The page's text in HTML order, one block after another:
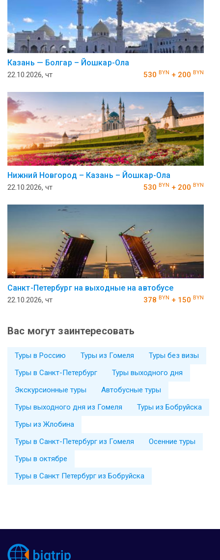
Казань — Болгар – Йошкар-Ола
22.10.2026, чт 530 BYN + 200 BYN
Нижний Новгород – Казань – Йошкар-Ола
22.10.2026, чт 530 BYN + 200 BYN
Санкт-Петербург на выходные на автобусе
22.10.2026, чт 378 BYN + 150 BYN
Вас могут заинтересовать
Туры в Россию Туры из Гомеля
Туры без визы
Туры в Санкт-Петербург
Туры выходного дня
Экскурсионные туры
Автобусные туры
Туры выходного дня из Гомеля
Туры из Бобруйска
Туры из Жлобина
Туры в Санкт-Петербург из Гомеля
Осенние туры
Туры в октябре
Туры в Санкт Петербург из Бобруйска